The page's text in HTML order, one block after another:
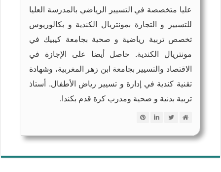
عليا متخصصة في التسيير الرياضي بالمدرسة العليا
للتسيير و التجارة بمونتريال الكندية و بكالوريوس
تخصص تربية رياضية و صحية بجامعة كيبيك في
مونتريال الكندية. حاصل أيضا على الإجازة في
الاقتصاد والتسيير بجامعة ابن زهر المغربية، وشهادة
تقنية كندية في إدارة و تسيير رياض الأطفال. أستاذ
تربية بدنية و صحية ومدرب كرة قدم بكندا.